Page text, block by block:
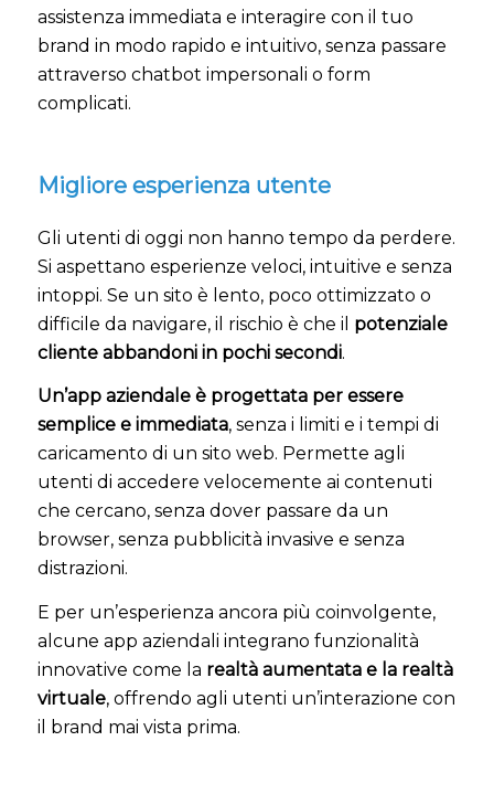
assistenza immediata e interagire con il tuo
brand in modo rapido e intuitivo, senza passare
attraverso chatbot impersonali o form
complicati.
Migliore esperienza utente
Gli utenti di oggi non hanno tempo da perdere.
Si aspettano esperienze veloci, intuitive e senza
intoppi. Se un sito è lento, poco ottimizzato o
difficile da navigare, il rischio è che il potenziale
cliente abbandoni in pochi secondi.
Un’app aziendale è progettata per essere
semplice e immediata, senza i limiti e i tempi di
caricamento di un sito web. Permette agli
utenti di accedere velocemente ai contenuti
che cercano, senza dover passare da un
browser, senza pubblicità invasive e senza
distrazioni.
E per un’esperienza ancora più coinvolgente,
alcune app aziendali integrano funzionalità
innovative come la realtà aumentata e la realtà
virtuale, offrendo agli utenti un’interazione con
il brand mai vista prima.